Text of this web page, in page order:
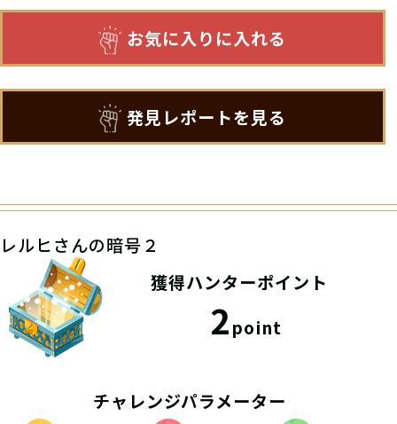
お気に入りに入れる
発見レポートを見る
レルヒさんの暗号２
獲得ハンターポイント
2point
チャレンジパラメーター